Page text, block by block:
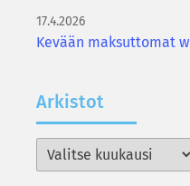
17.4.2026
Kevään maksuttomat
Ar­kis­tot
Arkistot